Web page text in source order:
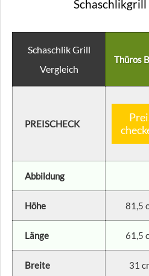
Schaschlik Grill
Vergleich
Thüros
PREISCHECK
Abbildung
Höhe 81,5
Länge 61,5
Breite 31